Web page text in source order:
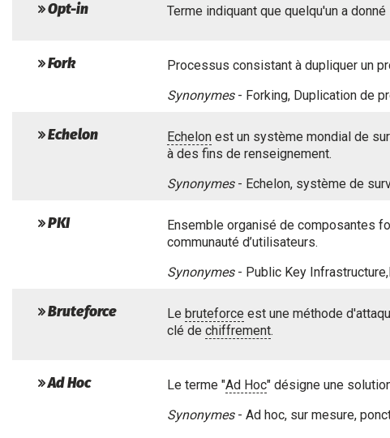
Opt-in Terme indiquant que quelqu'un a
Fork
Processus consistant à dupliquer un
Synonymes- Forking, Duplication de
Echelon Echelon est un système mondial de
à des fins de renseignement.
Synonymes- Echelon, système de
PKI
Ensemble organisé de composantes
communauté d’utilisateurs.
Synonymes- Public Key
Bruteforce Le bruteforce est une méthode
clé de chiffrement.
Ad Hoc Le terme "Ad Hoc" désigne une
Synonymes- Ad hoc, sur mesure,